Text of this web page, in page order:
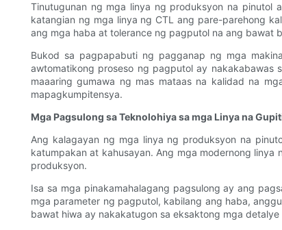
Tinutugunan ng mga linya ng produksyon na pinutol
katangian ng mga linya ng CTL ang pare-parehong
ang mga haba at tolerance ng pagputol na ang bawat
Bukod sa pagpapabuti ng pagganap ng mga
awtomatikong proseso ng pagputol ay
maaaring gumawa ng mas mataas na kalidad na
mapagkumpitensya.
Mga Pagsulong sa Teknolohiya sa mga Linya na
Ang kalagayan ng mga linya ng produksyon na
katumpakan at kahusayan. Ang mga modernong
produksyon.
Isa sa mga pinakamahalagang pagsulong ay ang
mga parameter ng pagputol, kabilang ang haba,
bawat hiwa ay nakakatugon sa eksaktong mga